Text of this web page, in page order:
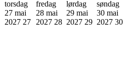
torsdag
27 mai
2027 27
fredag
28 mai
2027 28
lørdag
29 mai
2027 29
søndag
30 mai
2027 30